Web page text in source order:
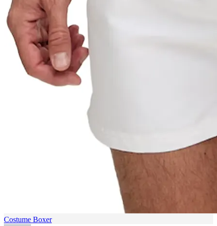
Costume Boxer